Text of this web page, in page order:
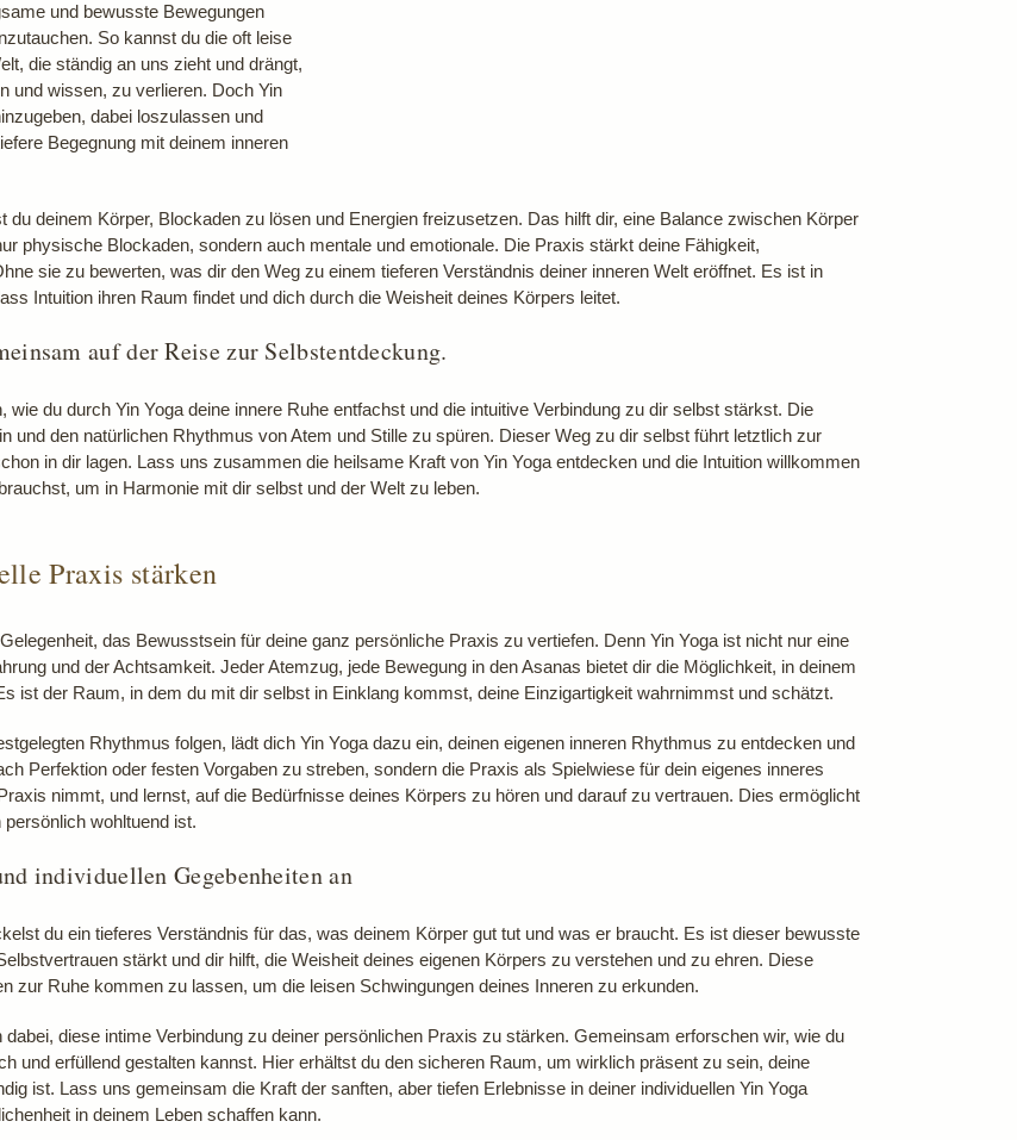
und bewusste Bewegungen
So kannst du die oft leise
die ständig an uns zieht und drängt,
und wissen, zu verlieren. Doch Yin
dabei loszulassen und
Begegnung mit deinem inneren
du deinem Körper, Blockaden zu lösen und Energien freizusetzen. Das hilft dir, eine Balance zwischen Körper
physische Blockaden, sondern auch mentale und emotionale. Die Praxis stärkt deine Fähigkeit,
sie zu bewerten, was dir den Weg zu einem tieferen Verständnis deiner inneren Welt eröffnet. Es ist in
Intuition ihren Raum findet und dich durch die Weisheit deines Körpers leitet.
auf der Reise zur Selbstentdeckung.
du durch Yin Yoga deine innere Ruhe entfachst und die intuitive Verbindung zu dir selbst stärkst. Die
und den natürlichen Rhythmus von Atem und Stille zu spüren. Dieser Weg zu dir selbst führt letztlich zur
in dir lagen. Lass uns zusammen die heilsame Kraft von Yin Yoga entdecken und die Intuition willkommen
um in Harmonie mit dir selbst und der Welt zu leben.
Praxis stärken
das Bewusstsein für deine ganz persönliche Praxis zu vertiefen. Denn Yin Yoga ist nicht nur eine
und der Achtsamkeit. Jeder Atemzug, jede Bewegung in den Asanas bietet dir die Möglichkeit, in deinem
ist der Raum, in dem du mit dir selbst in Einklang kommst, deine Einzigartigkeit wahrnimmst und schätzt.
Rhythmus folgen, lädt dich Yin Yoga dazu ein, deinen eigenen inneren Rhythmus zu entdecken und
Perfektion oder festen Vorgaben zu streben, sondern die Praxis als Spielwiese für dein eigenes inneres
nimmt, und lernst, auf die Bedürfnisse deines Körpers zu hören und darauf zu vertrauen. Dies ermöglicht
wohltuend ist.
individuellen Gegebenheiten an
du ein tieferes Verständnis für das, was deinem Körper gut tut und was er braucht. Es ist dieser bewusste
stärkt und dir hilft, die Weisheit deines eigenen Körpers zu verstehen und zu ehren. Diese
zur Ruhe kommen zu lassen, um die leisen Schwingungen deines Inneren zu erkunden.
diese intime Verbindung zu deiner persönlichen Praxis zu stärken. Gemeinsam erforschen wir, wie du
und erfüllend gestalten kannst. Hier erhältst du den sicheren Raum, um wirklich präsent zu sein, deine
ist. Lass uns gemeinsam die Kraft der sanften, aber tiefen Erlebnisse in deiner individuellen Yin Yoga
in deinem Leben schaffen kann.